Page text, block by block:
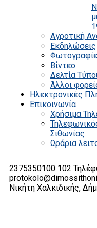
Αγροτική
Εκδηλώσεις
Βίντεο
Δελτία
Άλλοι
Ηλεκτρονικές
Επικοινωνία
Χρήσιμα
Σιθωνίας
Ωράρια
2375350100 102
Νικήτη Χαλκιδικής,